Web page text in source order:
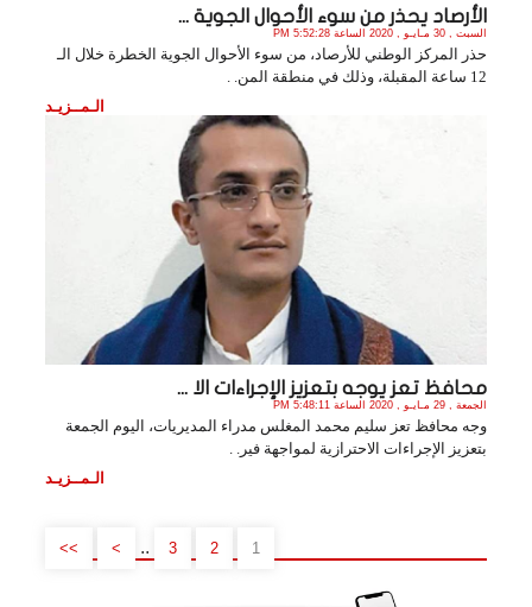
الأرصاد يحذر من سوء الأحوال الجوية ...
السبت , 30 مـايـو , 2020 الساعة 5:52:28 PM
حذر المركز الوطني للأرصاد، من سوء الأحوال الجوية الخطرة خلال الـ
12 ساعة المقبلة، وذلك في منطقة المن. .
الـمــزيـد
محافظ تعز يوجه بتعزيز الإجراءات الا ...
الجمعة , 29 مـايـو , 2020 الساعة 5:48:11 PM
وجه محافظ تعز سليم محمد المغلس مدراء المديريات، اليوم الجمعة
بتعزيز الإجراءات الاحترازية لمواجهة فير. .
الـمــزيـد
1
2
3
..
>
>>